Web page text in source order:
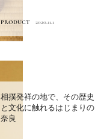
PRODUCT 2020.11.1
相撲発祥の地で、その歴史
と文化に触れるはじまりの
奈良